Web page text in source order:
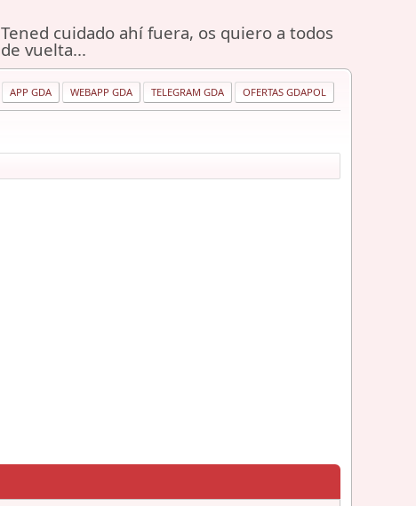
Tened cuidado ahí fuera, os quiero a todos
de vuelta...
APP GDA WEBAPP GDA TELEGRAM GDA OFERTAS GDAPOL